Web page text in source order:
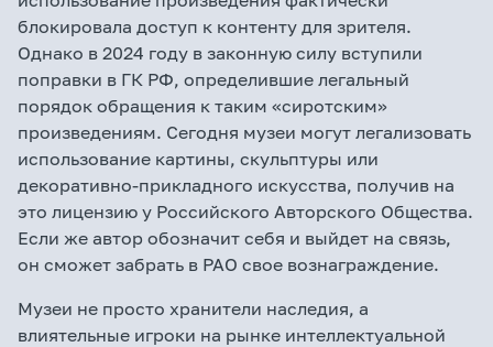
блокировала доступ к контенту для зрителя.
Однако в 2024 году в законную силу вступили
поправки в ГК РФ, определившие легальный
порядок обращения к таким «сиротским»
произведениям. Сегодня музеи могут легализовать
использование картины, скульптуры или
декоративно-прикладного искусства, получив на
это лицензию у Российского Авторского Общества.
Если же автор обозначит себя и выйдет на связь,
он сможет забрать в РАО свое вознаграждение.
Музеи не просто хранители наследия, а
влиятельные игроки на рынке интеллектуальной